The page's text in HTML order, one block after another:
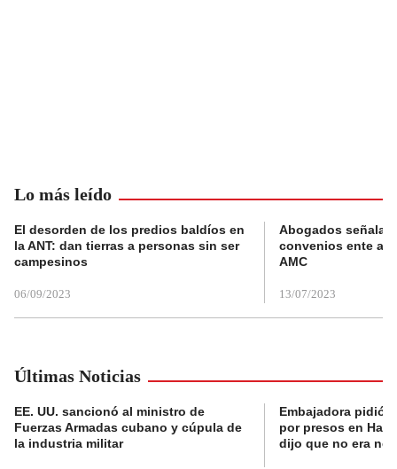
Lo más leído
El desorden de los predios baldíos en
la ANT: dan tierras a personas sin ser
campesinos
06/09/2023
Abogados
convenios ente
AMC
13/07/2023
Últimas Noticias
EE. UU. sancionó al ministro de
Fuerzas Armadas cubano y cúpula de
la industria militar
Embajadora pidió
por presos en
dijo que no era